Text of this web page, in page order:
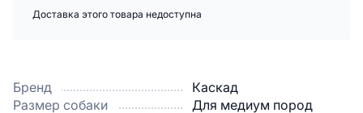
Бренд
Каскад
Размер собаки
Для медиум пород
Доставка этого товара недоступна